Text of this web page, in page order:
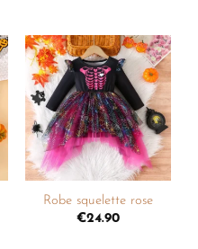
Ajouter
à la
liste de
souhaits
+
Robe squelette rose
€24.90